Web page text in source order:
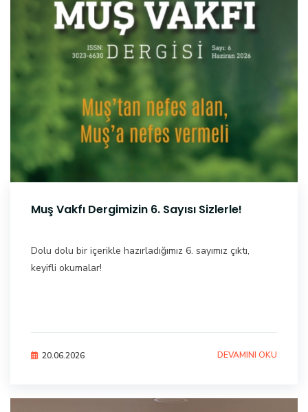
Muş Vakfı Dergimizin 6. Sayısı Sizlerle!
Dolu dolu bir içerikle hazırladığımız 6. sayımız çıktı,
keyifli okumalar!
20.06.2026 DEVAMINI OKU